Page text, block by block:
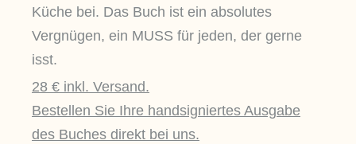
Küche bei. Das Buch ist ein absolutes
Vergnügen, ein MUSS für jeden, der gerne
isst.
28 € inkl. Versand.
Bestellen Sie Ihre handsigniertes Ausgabe
des Buches direkt bei uns.